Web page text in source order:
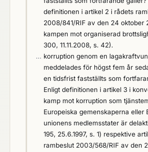
definitionen i artikel 2 i rådets
2008/841/RIF av den 24 oktober
kampen mot organiserad
300, 11.11.2008, s. 42).
… korruption genom en
meddelades för högst fem år
en tidsfrist fastställts som
Enligt definitionen i artikel 3 i
kamp mot korruption som
Europeiska gemenskaperna eller
unionens medlemsstater är
195, 25.6.1997, s. 1) respektive
rambeslut 2003/568/RIF av den